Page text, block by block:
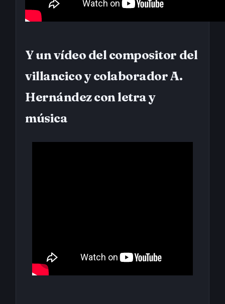
Y un vídeo del compositor del
villancico y colaborador A.
Hernández con letra y
música